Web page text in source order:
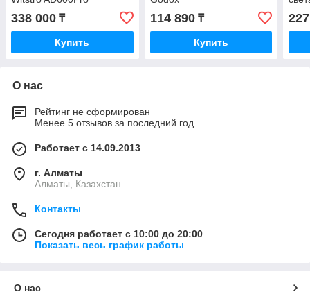
338 000 ₸
Купить
114 890₸
Купить
О нас
Рейтинг не сформирован
Менее 5 отзывов за последний год
Работает с 14.09.2013
г. Алматы
Алматы, Казахстан
Контакты
Сегодня работает с 10:00 до 20:00
Показать весь график работы
О нас